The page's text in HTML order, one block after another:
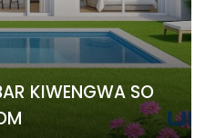
KIWENGWA SO